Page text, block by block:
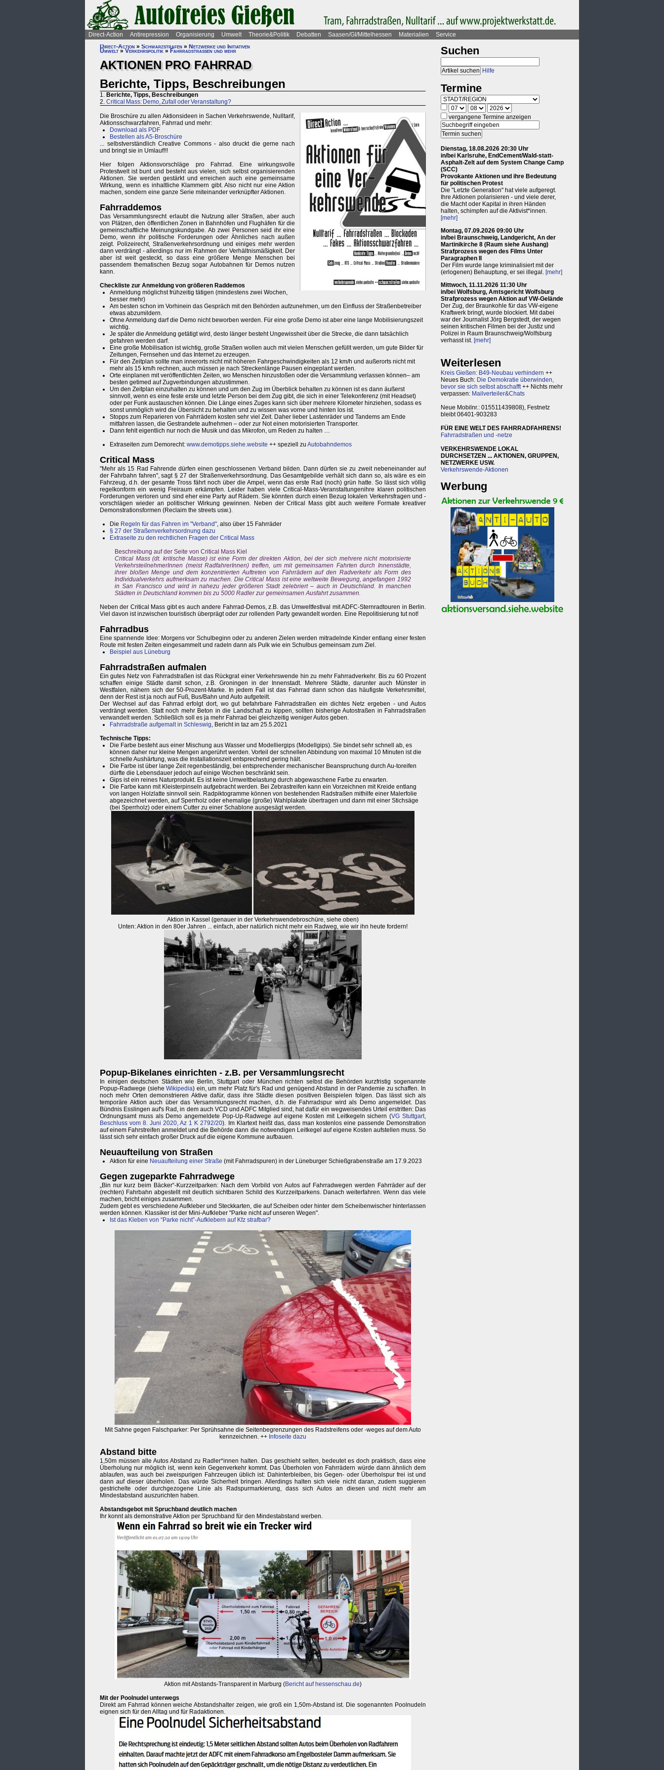
Direct-Action Antirepression Organisierung Umwelt Theorie&Politik Debatten Saasen/GI/Mittelhessen Materialien
Service
Direct-Action » Schwarzstrafen » Netzwerke und Initiativen
Umwelt » Verkehrspolitik » Fahrradstraßen und mehr
AKTIONEN PRO FAHRRAD
Berichte, Tipps, Beschreibungen
1. Berichte, Tipps, Beschreibungen
2. Critical Mass: Demo, Zufall oder Veranstaltung?
Die Broschüre zu allen Aktionsideen in Sachen Verkehrswende, Nulltarif,
Aktionsschwarzfahren, Fahrrad und mehr:
Download als PDF
Bestellen als A5-Broschüre
... selbstverständlich Creative Commons - also druckt die gerne nach
und bringt sie in Umlauf!!!
Hier folgen Aktionsvorschläge pro Fahrrad. Eine wirkungsvolle
Protestwelt ist bunt und besteht aus vielen, sich selbst organisierenden
Aktionen. Sie werden gestärkt und erreichen auch eine gemeinsame
Wirkung, wenn es inhaltliche Klammern gibt. Also nicht nur eine Aktion
machen, sondern eine ganze Serie miteinander verknüpfter Aktionen.
Fahrraddemos
Das Versammlungsrecht erlaubt die Nutzung aller Straßen, aber auch
von Plätzen, den öffentlichen Zonen in Bahnhöfen und Flughäfen für die
gemeinschaftliche Meinungskundgabe. Ab zwei Personen seid ihr eine
Demo, wenn ihr politische Forderungen oder Ähnliches nach außen
zeigt. Polizeirecht, Straßenverkehrsordnung und einiges mehr werden
dann verdrängt - allerdings nur im Rahmen der Verhältnismäßigkeit. Der
aber ist weit gesteckt, so dass eine größere Menge Menschen bei
passendem thematischen Bezug sogar Autobahnen für Demos nutzen
kann.
Checkliste zur Anmeldung von größeren Raddemos
Anmeldung möglichst frühzeitig tätigen (mindestens zwei Wochen,
besser mehr)
Am besten schon im Vorhinein das Gespräch mit den Behörden aufzunehmen, um den Einfluss der Straßenbetreiber
etwas abzumildern.
Ohne Anmeldung darf die Demo nicht beworben werden. Für eine große Demo ist aber eine lange Mobilisierungszeit
wichtig.
Je später die Anmeldung getätigt wird, desto länger besteht Ungewissheit über die Strecke, die dann tatsächlich
gefahren werden darf.
Eine große Mobilisation ist wichtig, große Straßen wollen auch mit vielen Menschen gefüllt werden, um gute Bilder für
Zeitungen, Fernsehen und das Internet zu erzeugen.
Für den Zeitplan sollte man innerorts nicht mit höheren Fahrgeschwindigkeiten als 12 km/h und außerorts nicht mit
mehr als 15 km/h rechnen, auch müssen je nach Streckenlänge Pausen eingeplant werden.
Orte einplanen mit veröffentlichten Zeiten, wo Menschen hinzustoßen oder die Versammlung verlassen können– am
besten getimed auf Zugverbindungen abzustimmen.
Um den Zeitplan einzuhalten zu können und um den Zug im Überblick behalten zu können ist es dann äußerst
sinnvoll, wenn es eine feste erste und letzte Person bei dem Zug gibt, die sich in einer Telekonferenz (mit Headset)
oder per Funk austauschen können. Die Länge eines Zuges kann sich über mehrere Kilometer hinziehen, sodass es
sonst unmöglich wird die Übersicht zu behalten und zu wissen was vorne und hinten los ist.
Stopps zum Reparieren von Fahrrädern kosten sehr viel Zeit. Daher lieber Lastenräder und Tandems am Ende
mitfahren lassen, die Gestrandete aufnehmen – oder zur Not einen motorisierten Transporter.
Dann fehlt eigentlich nur noch die Musik und das Mikrofon, um Reden zu halten …
Extraseiten zum Demorecht: www.demotipps.siehe.website ++ speziell zu Autobahndemos
Critical Mass
"Mehr als 15 Rad Fahrende dürfen einen geschlossenen Verband bilden. Dann dürfen sie zu zweit nebeneinander auf
der Fahrbahn fahren", sagt § 27 der Straßenverkehrsordnung. Das Gesamtgebilde verhält sich dann so, als wäre es ein
Fahrzeug, d.h. der gesamte Tross fährt noch über die Ampel, wenn das erste Rad (noch) grün hatte. So lässt sich völlig
regelkonform ein wenig Freiraum erkämpfen. Leider haben viele Critical-Mass-Veranstaltungenihre klaren politischen
Forderungen verloren und sind eher eine Party auf Rädern. Sie könnten durch einen Bezug lokalen Verkehrsfragen und -
vorschlägen wieder an politischer Wirkung gewinnen. Neben der Critical Mass gibt auch weitere Formate kreativer
Demonstrationsformen (Reclaim the streets usw.).
Die Regeln für das Fahren im "Verband", also über 15 Fahrräder
§ 27 der Straßenverkehrsordnung dazu
Extraseite zu den rechtlichen Fragen der Critical Mass
Beschreibung auf der Seite von Critical Mass Kiel
Critical Mass (dt. kritische Masse) ist eine Form der direkten Aktion, bei der sich mehrere nicht motorisierte
VerkehrsteilnehmerInnen (meist RadfahrerInnen) treffen, um mit gemeinsamen Fahrten durch Innenstädte,
ihrer bloßen Menge und dem konzentrierten Auftreten von Fahrrädern auf den Radverkehr als Form des
Individualverkehrs aufmerksam zu machen. Die Critical Mass ist eine weltweite Bewegung, angefangen 1992
in San Francisco und wird in nahezu jeder größeren Stadt zelebriert – auch in Deutschland. In manchen
Städten in Deutschland kommen bis zu 5000 Radler zur gemeinsamen Ausfahrt zusammen.
Neben der Critical Mass gibt es auch andere Fahrrad-Demos, z.B. das Umweltfestival mit ADFC-Sternradtouren in Berlin.
Viel davon ist inzwischen touristisch überprägt oder zur rollenden Party gewandelt worden. Eine Repolitisierung tut not!
Fahrradbus
Eine spannende Idee: Morgens vor Schulbeginn oder zu anderen Zielen werden mitradelnde Kinder entlang einer festen
Route mit festen Zeiten eingesammelt und radeln dann als Pulk wie ein Schulbus gemeinsam zum Ziel.
Beispiel aus Lüneburg
Fahrradstraßen aufmalen
Ein gutes Netz von Fahrradstraßen ist das Rückgrat einer Verkehrswende hin zu mehr Fahrradverkehr. Bis zu 60 Prozent
schaffen einige Städte damit schon, z.B. Groningen in der Innenstadt. Mehrere Städte, darunter auch Münster in
Westfalen, nähern sich der 50-Prozent-Marke. In jedem Fall ist das Fahrrad dann schon das häufigste Verkehrsmittel,
denn der Rest ist ja noch auf Fuß, Bus/Bahn und Auto aufgeteilt.
Der Wechsel auf das Fahrrad erfolgt dort, wo gut befahrbare Fahrradstraßen ein dichtes Netz ergeben - und Autos
verdrängt werden. Statt noch mehr Beton in die Landschaft zu kippen, sollten bisherige Autostraßen in Fahrradstraßen
verwandelt werden. Schließlich soll es ja mehr Fahrrad bei gleichzeitig weniger Autos geben.
Fahrradstraße aufgemalt in Schleswig, Bericht in taz am 25.5.2021
Technische Tipps:
Die Farbe besteht aus einer Mischung aus Wasser und Modelliergips (Modellgips). Sie bindet sehr schnell ab, es
können daher nur kleine Mengen angerührt werden. Vorteil der schnellen Abbindung von maximal 10 Minuten ist die
schnelle Aushärtung, was die Installationszeit entsprechend gering hält.
Die Farbe ist über lange Zeit regenbeständig, bei entsprechender mechanischer Beanspruchung durch Au-toreifen
dürfte die Lebensdauer jedoch auf einige Wochen beschränkt sein.
Gips ist ein reines Naturprodukt. Es ist keine Umweltbelastung durch abgewaschene Farbe zu erwarten.
Die Farbe kann mit Kleisterpinseln aufgebracht werden. Bei Zebrastreifen kann ein Vorzeichnen mit Kreide entlang
von langen Holzlatte sinnvoll sein. Radpiktogramme können von bestehenden Radstraßen mithilfe einer Malerfolie
abgezeichnet werden, auf Sperrholz oder ehemalige (große) Wahlplakate übertragen und dann mit einer Stichsäge
(bei Sperrholz) oder einem Cutter zu einer Schablone ausgesägt werden.
Aktion in Kassel (genauer in der Verkehrswendebroschüre, siehe oben)
Unten: Aktion in den 80er Jahren ... einfach, aber natürlich nicht mehr ein Radweg, wie wir ihn heute fordern!
Popup-Bikelanes einrichten - z.B. per Versammlungsrecht
In einigen deutschen Städten wie Berlin, Stuttgart oder München richten selbst die Behörden kurzfristig sogenannte
Popup-Radwege (sieheWikipedia) ein, um mehr Platz für's Rad und genügend Abstand in der Pandemie zu schaffen. In
noch mehr Orten demonstrieren Aktive dafür, dass ihre Städte diesen positiven Beispielen folgen. Das lässt sich als
temporäre Aktion auch über das Versammlungsrecht machen, d.h. die Fahrradspur wird als Demo angemeldet. Das
Bündnis Esslingen auf's Rad, in dem auch VCD und ADFC Mitglied sind, hat dafür ein wegweisendes Urteil erstritten: Das
Ordnungsamt muss als Demo angemeldete Pop-Up-Radwege auf eigene Kosten mit Leitkegeln sichern (VG Stuttgart,
Beschluss vom 8. Juni 2020, Az 1 K 2792/20). Im Klartext heißt das, dass man kostenlos eine passende Demonstration
auf einem Fahrstreifen anmeldet und die Behörde dann die notwendigen Leitkegel auf eigene Kosten aufstellen muss. So
lässt sich sehr einfach großer Druck auf die eigene Kommune aufbauen.
Neuaufteilung von Straßen
Aktion für eine Neuaufteilung einer Straße (mit Fahrradspuren) in der Lüneburger Schießgrabenstraße am 17.9.2023
Gegen zugeparkte Fahrradwege
„Bin nur kurz beim Bäcker“-Kurzzeitparken: Nach dem Vorbild von Autos auf Fahrradwegen werden Fahrräder auf der
(rechten) Fahrbahn abgestellt mit deutlich sichtbaren Schild des Kurzzeitparkens. Danach weiterfahren. Wenn das viele
machen, bricht einiges zusammen.
Zudem gebt es verschiedene Aufkleber und Steckkarten, die auf Scheiben oder hinter dem Scheibenwischer hinterlassen
werden können. Klassiker ist der Mini-Aufkleber "Parke nicht auf unseren Wegen".
Ist das Kleben von “Parke nicht”-Aufklebern auf Kfz strafbar?
Mit Sahne gegen Falschparker: Per Sprühsahne die Seitenbegrenzungen des Radstreifens oder -weges auf dem Auto
kennzeichnen. ++ Infoseite dazu
Abstand bitte
1,50m müssen alle Autos Abstand zu Radler*innen halten. Das geschieht selten, bedeutet es doch praktisch, dass eine
Überholung nur möglich ist, wenn kein Gegenverkehr kommt. Das Überholen von Fahrrädern würde dann ähnlich dem
ablaufen, was auch bei zweispurigen Fahrzeugen üblich ist: Dahinterbleiben, bis Gegen- oder Überholspur frei ist und
dann auf dieser überholen. Das würde Sicherheit bringen. Allerdings halten sich viele nicht daran, zudem suggieren
gestrichelte oder durchgezogene Linie als Radspurmarkierung, dass sich Autos an diesen und nicht mehr am
Mindestabstand auszurichten haben.
Abstandsgebot mit Spruchband deutlich machen
Ihr konnt als demonstrative Aktion per Spruchband für den Mindestabstand werben.
Aktion mit Abstands-Transparent in Marburg (Bericht auf hessenschau.de)
Mit der Poolnudel unterwegs
Direkt am Fahrrad können weiche Abstandshalter zeigen, wie groß ein 1,50m-Abstand ist. Die sogenannten Poolnudeln
eignen sich für den Alltag und für Radaktionen.
Suchen
Hilfe
Termine
vergangene Termine anzeigen
Dienstag, 18.08.2026 20:30 Uhr
in/bei Karlsruhe, EndCement/Wald-statt-
Asphalt-Zelt auf dem System Change Camp
(SCC)
Provokante Aktionen und ihre Bedeutung
für politischen Protest
Die "Letzte Generation" hat viele aufgeregt.
Ihre Aktionen polarisieren - und viele derer,
die Macht oder Kapital in ihren Händen
halten, schimpfen auf die Aktivist*innen.
[mehr]
Montag, 07.09.2026 09:00 Uhr
in/bei Braunschweig, Landgericht, An der
Martinikirche 8 (Raum siehe Aushang)
Strafprozess wegen des Films Unter
Paragraphen II
Der Film wurde lange kriminalisiert mit der
(erlogenen) Behauptung, er sei illegal. [mehr]
Mittwoch, 11.11.2026 11:30 Uhr
in/bei Wolfsburg, Amtsgericht Wolfsburg
Strafprozess wegen Aktion auf VW-Gelände
Der Zug, der Braunkohle für das VW-eigene
Kraftwerk bringt, wurde blockiert. Mit dabei
war der Journalist Jörg Bergstedt, der wegen
seinen kritischen Filmen bei der Justiz und
Polizei in Raum Braunschweig/Wolfsburg
verhasst ist. [mehr]
Weiterlesen
Kreis Gießen: B49-Neubau verhindern ++
Neues Buch: Die Demokratie überwinden,
bevor sie sich selbst abschafft++ Nichts mehr
verpassen: Mailverteiler&Chats
Neue Mobilnr.: 015511439808), Festnetz
bleibt 06401-903283
FÜR EINE WELT DES FAHRRADFAHRENS!
Fahrradstraßen und -netze
VERKEHRSWENDE LOKAL
DURCHSETZEN ... AKTIONEN, GRUPPEN,
NETZWERKE USW.
Verkehrswende-Aktionen
Werbung